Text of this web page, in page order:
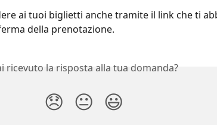
ai tuoi biglietti anche tramite il link che ti
della prenotazione.
ricevuto la risposta alla tua domanda?
😞 😐 😃